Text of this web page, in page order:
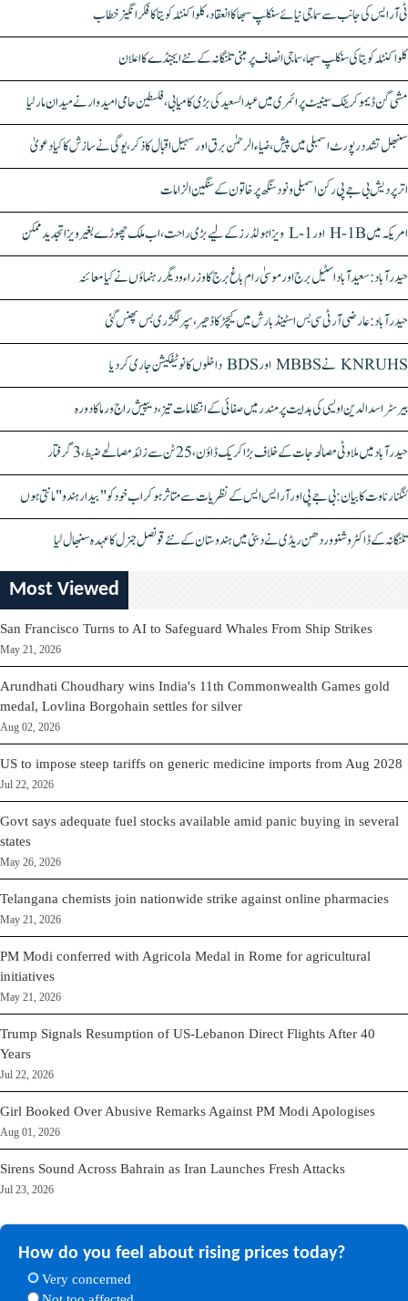
ٹی آر ایس کی جانب سے سماجی نیائے سنکلپ سبھا کا انعقاد، کلواکنٹلہ کویتا کا فکر انگیز خطاب
کلواکنٹلہ کویتا کی سنکلپ سبھا، سماجی انصاف پر مبنی تلنگانہ کے نئے ایجنڈے کا اعلان
مشی گن ڈیموکریٹک سینیٹ پرائمری میں عبدالسعید کی بڑی کامیابی، فلسطین حامی امیدوار نے میدان مار لیا
سنبھل تشدد رپورٹ اسمبلی میں پیش، ضیاء الرحمٰن برق اور سہیل اقبال کا ذکر، یوگی نے سازش کا کیا دعویٰ
اتر پردیش بی جے پی رکن اسمبلی ونود سنگھ پر خاتون کے سنگین الزامات
امریکہ میں H-1B اور L-1 ویزا ہولڈرز کے لیے بڑی راحت، اب ملک چھوڑے بغیر ویزا تجدید ممکن
حیدرآباد: سعیدآباد اسٹیل برج اور موسیٰ رام باغ برج کا وزراء و دیگر رہنماؤں نے کیا معائنہ
حیدرآباد: عارضی آر ٹی سی بس اسٹینڈ بارش میں کیچڑ کا ڈھیر، سپر لگژری بس پھنس گئی
KNRUHS نے MBBS اور BDS داخلوں کا نوٹیفکیشن جاری کر دیا
بیرسٹر اسدالدین اویسی کی ہدایت پر مندر میں صفائی کے انتظامات تیز، دیپیش راج ورما کا دورہ
حیدرآباد میں ملاوٹی مصالحہ جات کے خلاف بڑا کریک ڈاؤن، 25 ٹن سے زائد مصالحے ضبط، 3 گرفتار
کنگنا رناوت کا بیان: بی جے پی اور آر ایس ایس کے نظریات سے متاثر ہو کر اب خود کو "بیدار ہندو" مانتی ہوں
تلنگانہ کے ڈاکٹر وشنو وردھن ریڈی نے دبئی میں ہندوستان کے نئے قونصل جنرل کا عہدہ سنبھال لیا
Most Viewed
San Francisco Turns to AI to Safeguard Whales From Ship Strikes
May 21, 2026
Arundhati Choudhary wins India's 11th Commonwealth Games gold
medal, Lovlina Borgohain settles for silver
Aug 02, 2026
US to impose steep tariffs on generic medicine imports from Aug 2028
Jul 22, 2026
Govt says adequate fuel stocks available amid panic buying in several
states
May 26, 2026
Telangana chemists join nationwide strike against online pharmacies
May 21, 2026
PM Modi conferred with Agricola Medal in Rome for agricultural
initiatives
May 21, 2026
Trump Signals Resumption of US-Lebanon Direct Flights After 40
Years
Jul 22, 2026
Girl Booked Over Abusive Remarks Against PM Modi Apologises
Aug 01, 2026
Sirens Sound Across Bahrain as Iran Launches Fresh Attacks
Jul 23, 2026
How do you feel about rising prices today?
Very concerned